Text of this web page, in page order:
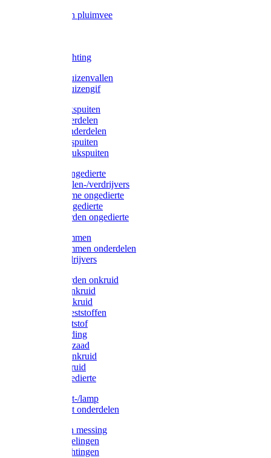
Voerbakken pluimvee
LED verlichting
Ratten / Muizenvallen
Ratten / Muizengif
Gloria drukspuiten
Gloria onderdelen
Gardena onderdelen
Dario drukspuiten
Gardena drukspuiten
Diversen ongedierte
Insectenvallen-/verdrijvers
Protect Home ongedierte
Solabiol ongedierte
Protect Garden ongedierte
Mollenklemmen
Mollenklemmen onderdelen
Mollenverdrijvers
Protect Garden onkruid
Diversen onkruid
Solabiol onkruid
Solabiol meststoffen
Pokon meststof
Pokon voeding
Pokon graszaad
Roundup onkruid
Pokon onkruid
Pokon ongedierte
Vliegenkast-/lamp
Vliegenkast onderdelen
Zuigkorven messing
Geka koppelingen
Geka afdichtingen